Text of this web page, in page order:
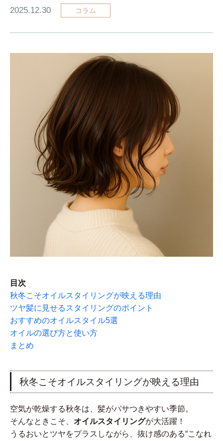
2025.12.30 コラム
目次
秋冬こそオイルスタイリングが映える理由
ツヤ髪に見せるスタイリングのポイント
おすすめのオイルスタイル5選
オイルの選び方と使い方
まとめ
秋冬こそオイルスタイリングが映える理由
空気が乾燥する秋冬は、髪がパサつきやすい季節。
そんなときこそ、 オイルスタイリングが大活躍！
うるおいとツヤをプラスしながら、抜け感のある“こなれ